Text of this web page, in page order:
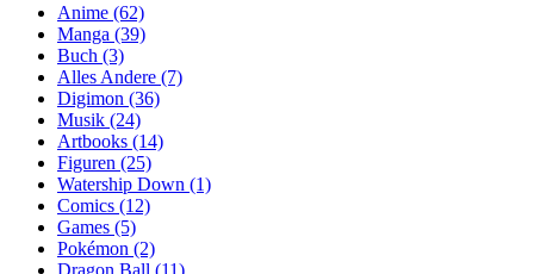
Anime (62)
Manga (39)
Buch (3)
Alles Andere (7)
Digimon (36)
Musik (24)
Artbooks (14)
Figuren (25)
Watership Down (1)
Comics (12)
Games (5)
Pokémon (2)
Dragon Ball (11)